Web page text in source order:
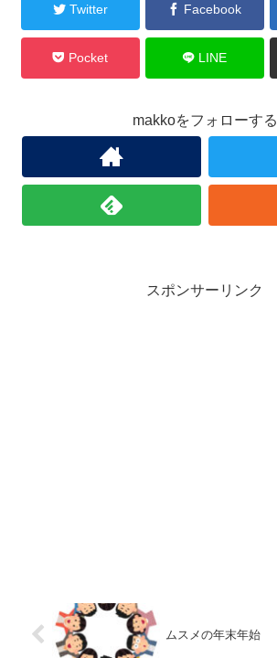
Twitter Facebook
Pocket LINE
makkoをフォローする
スポンサーリンク
ムスメの年末年始